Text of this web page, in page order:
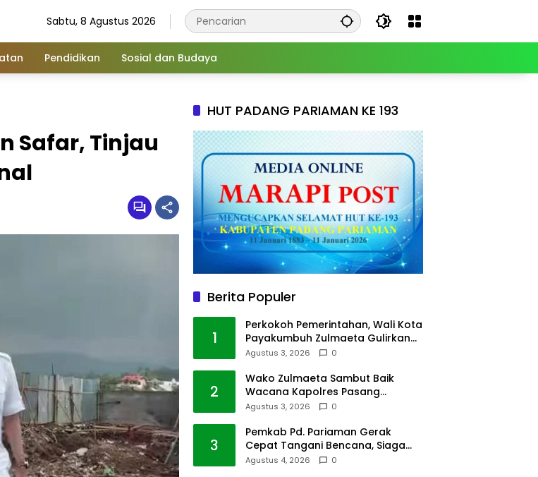
Sabtu, 8 Agustus 2026
Pendidikan Sosial dan Budaya
Safar, Tinjau
HUT PADANG PARIAMAN KE 193
Berita Populer
1
Perkokoh Pemerintahan, Wali Kota
Payakumbuh Zulmaeta Gulirkan
Jabatan
Agustus 3, 2026 0
2
Wako Zulmaeta Sambut Baik
Wacana Kapolres Pasang
Kamera Pantau Lalin
Agustus 3, 2026 0
3
Pemkab Pd. Pariaman Gerak
Cepat Tangani Bencana, Siaga
Cuaca Ekstrem
Agustus 4, 2026 0